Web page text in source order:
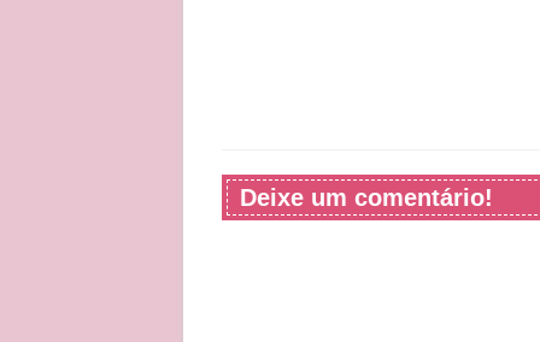
Deixe um comentário!